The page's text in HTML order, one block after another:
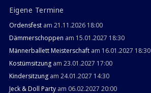
Eigene Termine
Ordensfest am 21.11.2026 18:00
Dämmerschoppen am 15.01.2027 18:30
Männerballett Meisterschaft am 16.01.2027 18:30
Kostümsitzung am 23.01.2027 17:00
Kindersitzung am 24.01.2027 14:30
Jeck & Doll Party am 06.02.2027 20:00